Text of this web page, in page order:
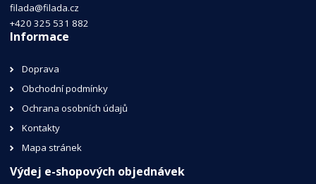
filada@filada.cz
+420 325 531 882
Informace
Doprava
Obchodní podmínky
Ochrana osobních údajů
Kontakty
Mapa stránek
Výdej e-shopových objednávek